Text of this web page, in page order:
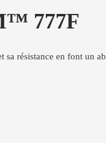
777F
résistance en font un